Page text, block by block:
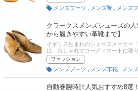
選び方とおすすめ商品を紹介します
シュセッターやエンジニアブーツ、
プ。後半には、比較一覧表や通販サ
ので、売れ筋や口コミとあわせてチ
メンズブーツ
メンズ靴
クラークスメンズシューズの
から履きやすい革靴まで】
イギリス生まれのシューズメーカー
は、おしゃれでコーディネートに取
テム。定番タイプや機能性にすぐれ
ており、選ぶのに迷う方もいるはず
コンセプターの土居輝彦さんと編集
ズの選び方、おすすめ商品をご紹介
ファッション
メンズブーツ
メンズ革靴 メン
自動巻腕時計人気おすすめ8選